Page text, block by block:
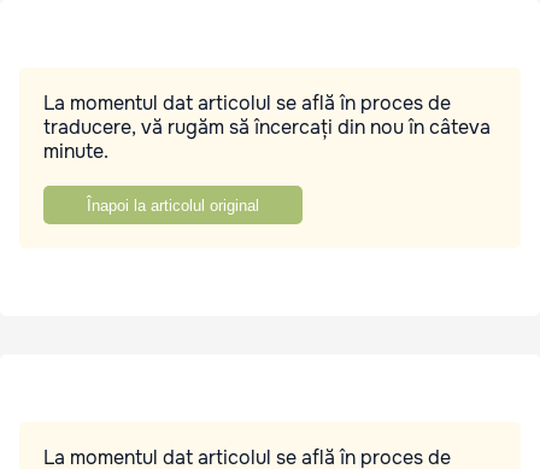
La momentul dat articolul se află în proces de
traducere, vă rugăm să încercați din nou în câteva
minute.
Înapoi la articolul original
La momentul dat articolul se află în proces de